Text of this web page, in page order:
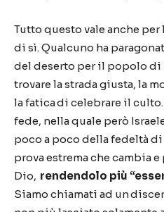
Tutto questo vale anche
di sì. Qualcuno ha
del deserto per il popolo di
trovare la strada giusta, la
la fatica di celebrare il
fede, nella quale però
poco a poco della fedeltà
prova estrema che cambia
Dio, rendendolo più
Siamo chiamati ad un